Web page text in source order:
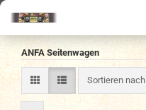
ANFA Seitenwagen
Sortieren nach
Sortieren nach